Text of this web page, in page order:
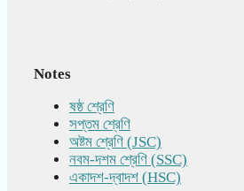
Notes
ষষ্ঠ শ্রেণি
সপ্তম শ্রেণি
অষ্টম শ্রেণি (JSC)
নবম-দশম শ্রেণি (SSC)
একাদশ-দ্বাদশ (HSC)